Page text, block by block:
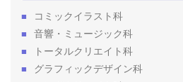
■
コミックイラスト科
■ 音響・ミュージック科
■ トータルクリエイト科
■ グラフィックデザイン科